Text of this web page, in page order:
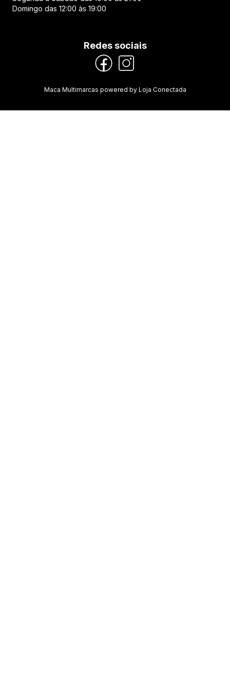
Domingo das 12:00 às 19:00
Redes sociais
Maca Multimarcas powered by Loja Conectada